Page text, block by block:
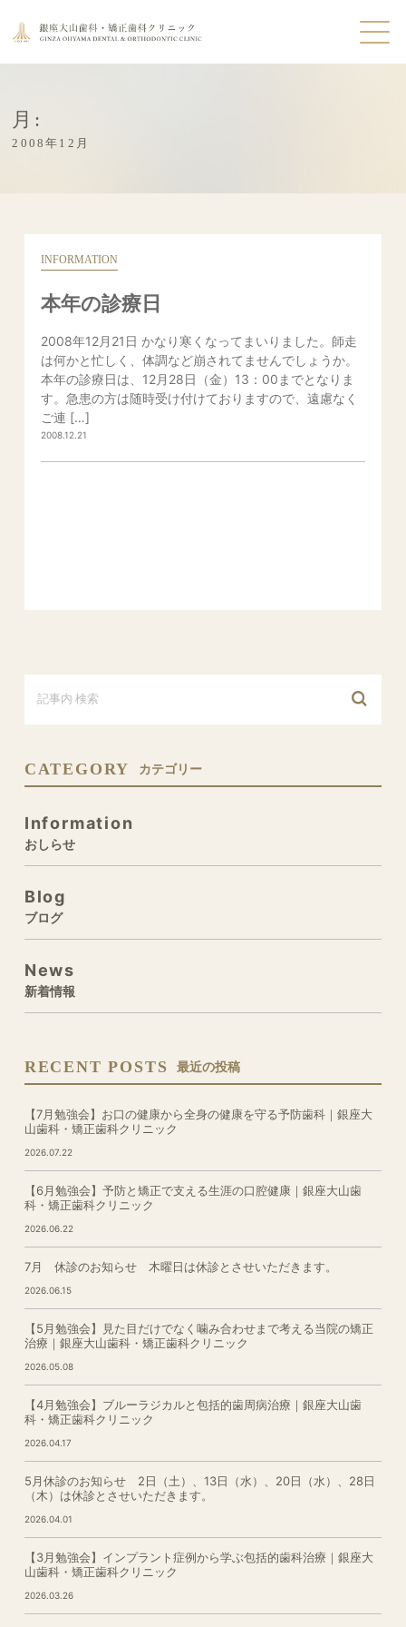
月:
2008年12月
INFORMATION
本年の診療日
2008年12月21日 かなり寒くなってまいりました。師走
は何かと忙しく、体調など崩されてませんでしょうか。
本年の診療日は、12月28日（金）13：00までとなりま
す。急患の方は随時受け付けておりますので、遠慮なく
ご連 […]
2008.12.21
CATEGORY カテゴリー
Information
おしらせ
Blog
ブログ
News
新着情報
RECENT POSTS 最近の投稿
【7月勉強会】お口の健康から全身の健康を守る予防歯科｜銀座大
山歯科・矯正歯科クリニック
2026.07.22
【6月勉強会】予防と矯正で支える生涯の口腔健康｜銀座大山歯
科・矯正歯科クリニック
2026.06.22
7月 休診のお知らせ 木曜日は休診とさせいただきます。
2026.06.15
【5月勉強会】見た目だけでなく噛み合わせまで考える当院の矯正
治療｜銀座大山歯科・矯正歯科クリニック
2026.05.08
【4月勉強会】ブルーラジカルと包括的歯周病治療｜銀座大山歯
科・矯正歯科クリニック
2026.04.17
5月休診のお知らせ 2日（土）、13日（水）、20日（水）、28日
（木）は休診とさせいただきます。
2026.04.01
【3月勉強会】インプラント症例から学ぶ包括的歯科治療｜銀座大
山歯科・矯正歯科クリニック
2026.03.26